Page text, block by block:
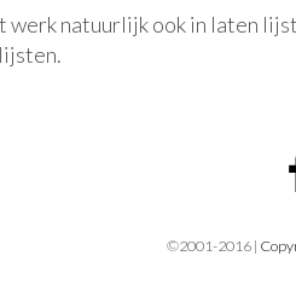
werk natuurlijk ook in laten
©2001-2016 |